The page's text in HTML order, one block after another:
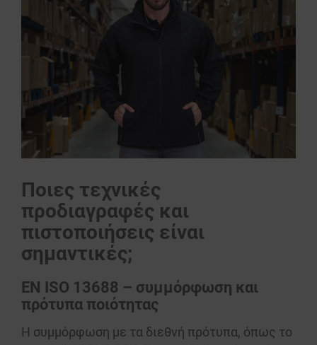
Ποιες τεχνικές
προδιαγραφές και
πιστοποιήσεις είναι
σημαντικές;
EN ISO 13688 – συμμόρφωση και
πρότυπα ποιότητας
Η συμμόρφωση με τα διεθνή πρότυπα, όπως το